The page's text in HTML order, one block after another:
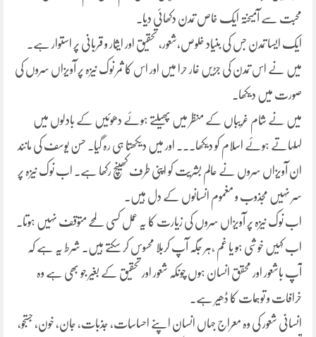
محبت سے آمیختہ ایک خاص تمدن دکھائی دیا۔
ایک ایسا تمدن جس کی بنیاد خلوص،شعور، تحقیق اور ایثار و قربانی پر استوار ہے۔
میں نے اس تمدن کی جڑیں غار حرا میں اور اس کا ثمر نوک نیزہ پر آویزاں سروں کی
صورت میں دیکھا۔
میں نے شام غریباں کے منظر میں پھیلتے ہوئے دھوئیں کے بادلوں میں
لہلہاتے ہوئے اسلام کو دیکھا۔۔۔ اور میں دیکھتا ہی رہ گیا۔ حسن یوسف کی مانند
ان آویزاں سروں نے عالم بشریت کو اپنی طرف کھینچ رکھا ہے۔ اب نوک نیزہ پر
سر نہیں مجذوب و مغموم انسانوں کے دل ہیں۔
اب نوک نیزہ پر آویزاں سروں کی زیارت کا یہ عمل کسی لمحے متوقف نہیں ہوتا۔
اب کہیں خوشی ہو یا غم ،ہر جگہ آپ کربلا محسوس کر سکتے ہیں۔ شرط یہ ہے کہ
آپ باشعور اور محقق انسان ہوں چونکہ شعور اور تحقیق کے بغیر جو بھی ہے وہ
خرافات و توہمات کا ڈھیر ہے۔
انسانی شعور کی وہ معراج جہاں انسان اپنے احساسات، جذبات، جان، خون، جستجو،